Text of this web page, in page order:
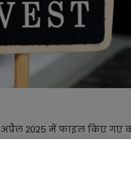
2025 में फाइल किए गए
की मजबूत फाइनेंशियल